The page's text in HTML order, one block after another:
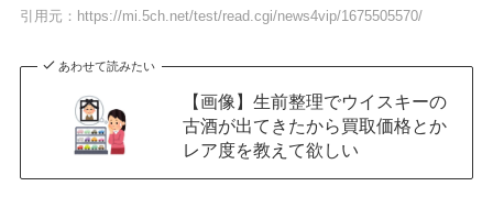
引用元：https://mi.5ch.net/test/read.cgi/news4vip/1675505570/
あわせて読みたい
【画像】生前整理でウイスキーの
古酒が出てきたから買取価格とか
レア度を教えて欲しい